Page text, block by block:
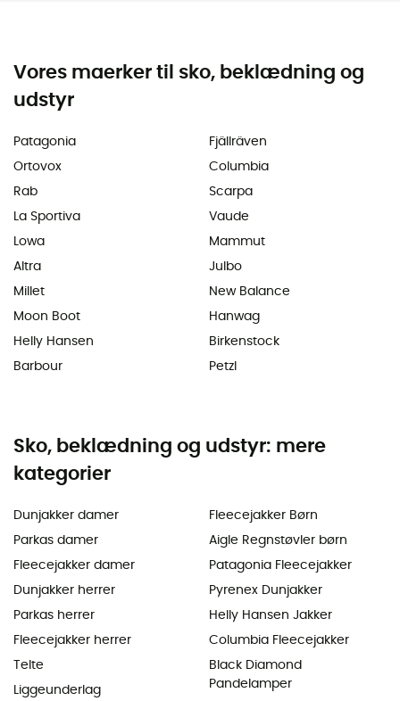
Vores maerker til sko, beklædning og
udstyr
Patagonia
Ortovox
Rab
La Sportiva
Lowa
Altra
Millet
Moon Boot
Helly Hansen
Barbour
Fjällräven
Columbia
Scarpa
Vaude
Mammut
Julbo
New Balance
Hanwag
Birkenstock
Petzl
Sko, beklædning og udstyr: mere
kategorier
Dunjakker damer
Parkas damer
Fleecejakker damer
Dunjakker herrer
Parkas herrer
Fleecejakker herrer
Telte
Liggeunderlag
Fleecejakker Børn
Aigle Regnstøvler børn
Patagonia Fleecejakker
Pyrenex Dunjakker
Helly Hansen Jakker
Columbia Fleecejakker
Black Diamond
Pandelamper